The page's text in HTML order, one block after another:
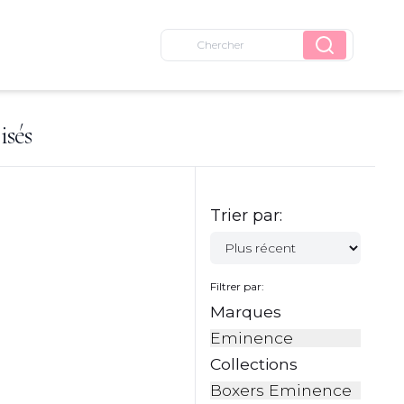
Trier par:
Filtrer par:
Marques
Eminence
Collections
Boxers Eminence